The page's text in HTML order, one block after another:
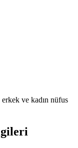
ve kadın nüfus